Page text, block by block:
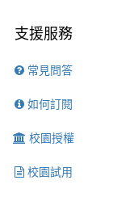
支援服務
常見問答
如何訂閱
校園授權
校園試用